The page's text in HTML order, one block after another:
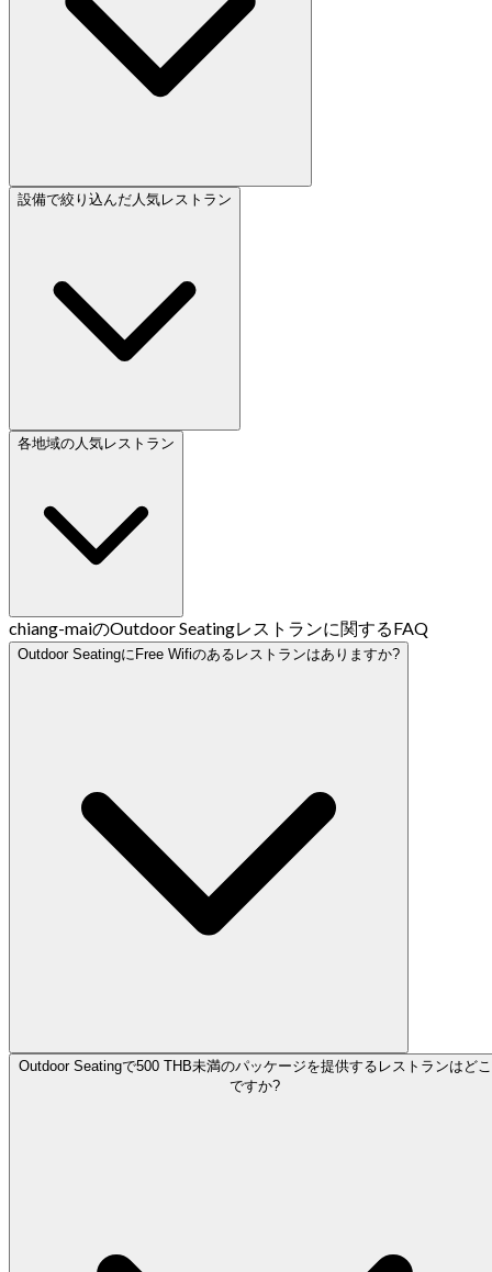
設備で絞り込んだ人気レストラン
各地域の人気レストラン
chiang-maiのOutdoor Seatingレストランに関するFAQ
Outdoor SeatingにFree Wifiのあるレストランはありますか?
Outdoor Seatingで500 THB未満のパッケージを提供するレストランはどこ
ですか?